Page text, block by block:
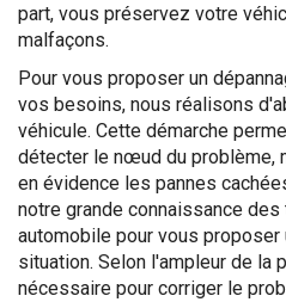
part, vous préservez votre
malfaçons.
Pour vous proposer un
vos besoins, nous réalisons
véhicule. Cette démarche
détecter le nœud du problème,
en évidence les pannes
notre grande connaissance
automobile pour vous
situation. Selon l'ampleur de la
nécessaire pour corriger le